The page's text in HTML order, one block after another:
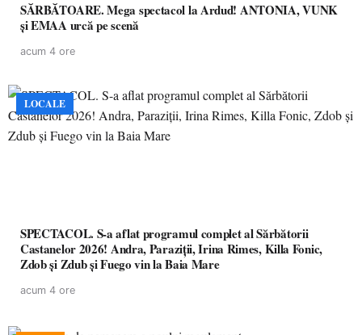
SĂRBĂTOARE. Mega spectacol la Ardud! ANTONIA, VUNK
și EMAA urcă pe scenă
acum 4 ore
LOCALE
SPECTACOL. S-a aflat programul complet al Sărbătorii
Castanelor 2026! Andra, Paraziții, Irina Rimes, Killa Fonic,
Zdob și Zdub și Fuego vin la Baia Mare
acum 4 ore